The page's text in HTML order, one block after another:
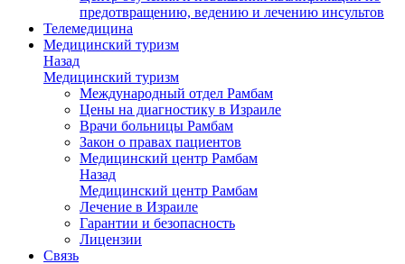
предотвращению, ведению и лечению инсультов
Телемедицина
Медицинский туризм
Назад
Медицинский туризм
Международный отдел Рамбам
Цены на диагностику в Израиле
Врачи больницы Рамбам
Закон о правах пациентов
Медицинский центр Рамбам
Назад
Медицинский центр Рамбам
Лечение в Израиле
Гарантии и безопасность
Лицензии
Связь